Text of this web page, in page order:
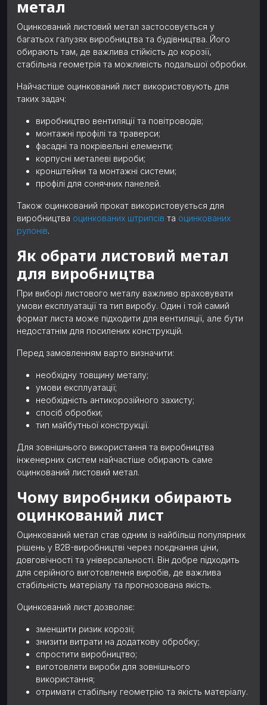
метал
Оцинкований листовий метал застосовується у
багатьох галузях виробництва та будівництва. Його
обирають там, де важлива стійкість до корозії,
стабільна геометрія та можливість подальшої обробки.
Найчастіше оцинкований лист використовують для
таких задач:
виробництво вентиляції та повітроводів;
монтажні профілі та траверси;
фасадні та покрівельні елементи;
корпусні металеві вироби;
кронштейни та монтажні системи;
профілі для сонячних панелей.
Також оцинкований прокат використовується для
виробництва оцинкованих штрипсів та оцинкованих
рулонів.
Як обрати листовий метал
для виробництва
При виборі листового металу важливо враховувати
умови експлуатації та тип виробу. Один і той самий
формат листа може підходити для вентиляції, але бути
недостатнім для посилених конструкцій.
Перед замовленням варто визначити:
необхідну товщину металу;
умови експлуатації;
необхідність антикорозійного захисту;
спосіб обробки;
тип майбутньої конструкції.
Для зовнішнього використання та виробництва
інженерних систем найчастіше обирають саме
оцинкований листовий метал.
Чому виробники обирають
оцинкований лист
Оцинкований метал став одним із найбільш популярних
рішень у B2B-виробництві через поєднання ціни,
довговічності та універсальності. Він добре підходить
для серійного виготовлення виробів, де важлива
стабільність матеріалу та прогнозована якість.
Оцинкований лист дозволяє:
зменшити ризик корозії;
знизити витрати на додаткову обробку;
спростити виробництво;
виготовляти вироби для зовнішнього
використання;
отримати стабільну геометрію та якість матеріалу.